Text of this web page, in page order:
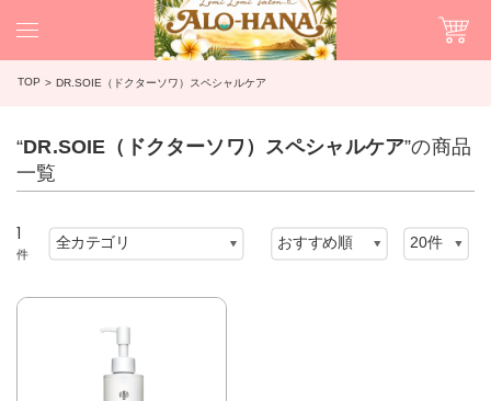
TOP DR.SOIE（ドクターソワ）スペシャルケア
“DR.SOIE（ドクターソワ）スペシャルケア”の商品
一覧
1
件